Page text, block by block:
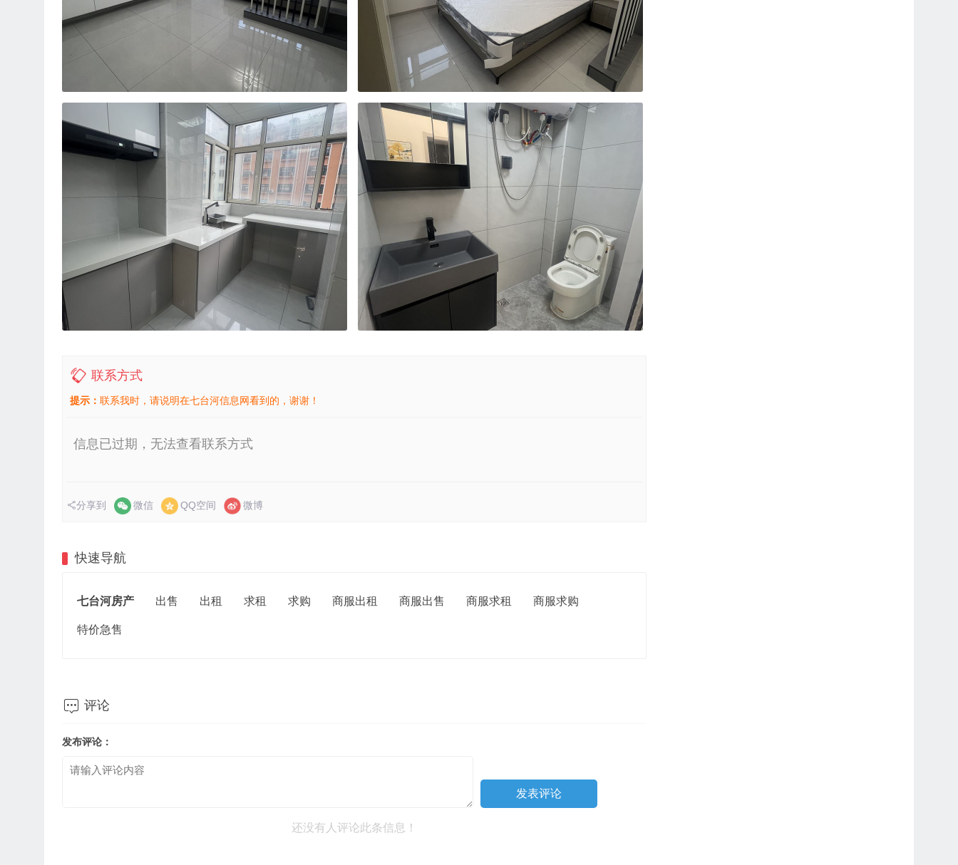
联系方式
提示： 联系我时，请说明在七台河信息网看到的，谢谢！
信息已过期，无法查看联系方式
分享到 微信 QQ空间 微博
快速导航
七台河房产 出售 出租 求租 求购 商服出租 商服出售 商服求租 商服求购
特价急售
 评论
发布评论：
还没有人评论此条信息！